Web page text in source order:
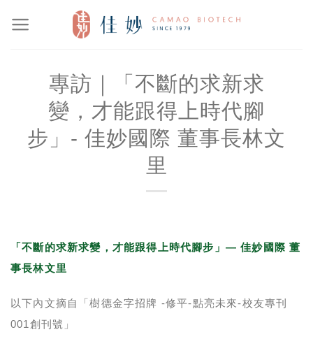
專訪｜「不斷的求新求
變，才能跟得上時代腳
步」- 佳妙國際 董事長林文
里
「不斷的求新求變，才能跟得上時代腳步」— 佳妙國際 董
事長林文里
以下內文摘自「樹德金字招牌 -修平-點亮未來-校友專刊
001創刊號」